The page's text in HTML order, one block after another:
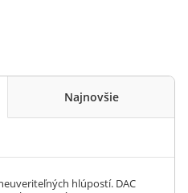
Najnovšie
hlúpostí. DAC